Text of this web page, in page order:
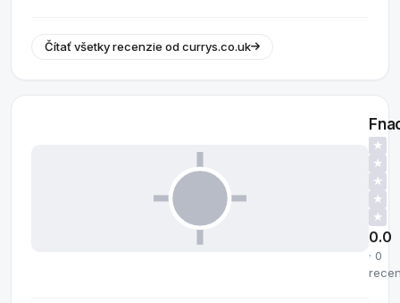
Čítať všetky recenzie od currys.co.uk
★
★
★
★
★
0.0
· 0